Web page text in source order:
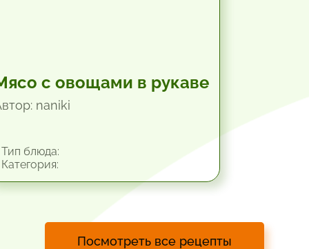
с овощами в рукаве
naniki
блюда:
Посмотреть все рецепты